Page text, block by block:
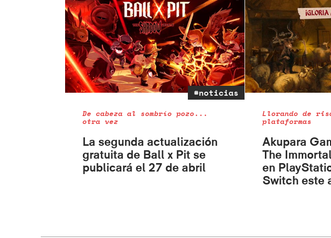
#noticias
De cabeza al sombrío pozo...
otra vez
La segunda actualización
gratuita de Ball x Pit se
publicará el 27 de abril
Llorando de
plataformas
Akupara
The
en
Switch este